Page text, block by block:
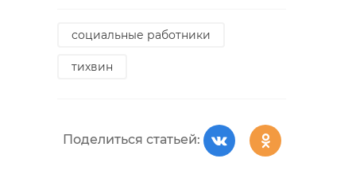
социальные работники
тихвин
Поделиться статьей: